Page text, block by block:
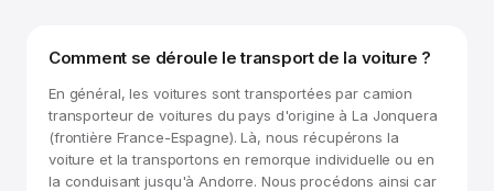
Comment se déroule le transport de la voiture ?
En général, les voitures sont transportées par camion
transporteur de voitures du pays d'origine à La Jonquera
(frontière France-Espagne). Là, nous récupérons la
voiture et la transportons en remorque individuelle ou en
la conduisant jusqu'à Andorre. Nous procédons ainsi car